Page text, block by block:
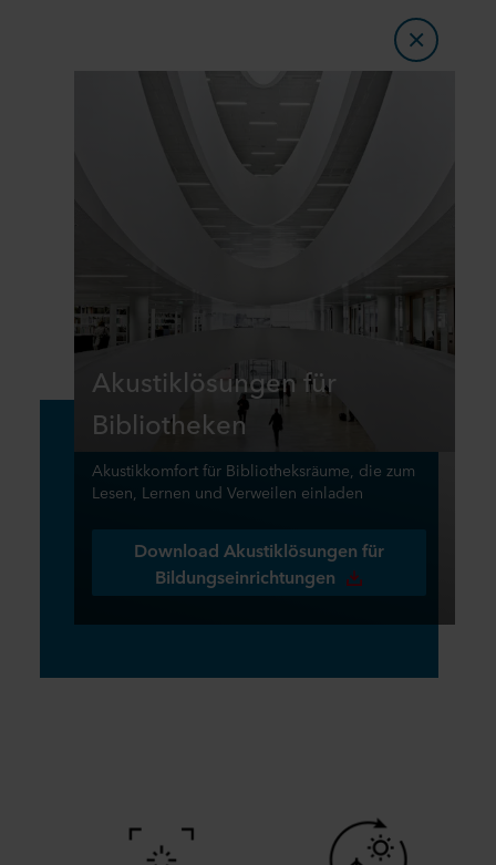
Akustiklösungen für
Bibliotheken
Akustikkomfort für Bibliotheksräume, die zum
Lesen, Lernen und Verweilen einladen
Download Akustiklösungen für
Bildungseinrichtungen